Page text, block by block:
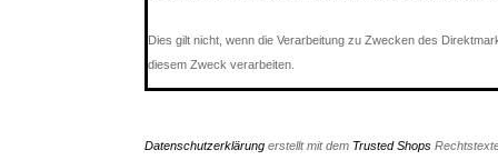
Dies gilt nicht, wenn die Verarbeitung zu Zwecken des
diesem Zweck verarbeiten.
Datenschutzerklärung erstellt mit dem Trusted Shops